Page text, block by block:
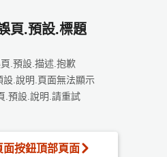
頁.預設.標題
.預設.描述.抱歉
設.說明.頁面無法顯示
.預設.說明.請重試
面按鈕頂部頁面